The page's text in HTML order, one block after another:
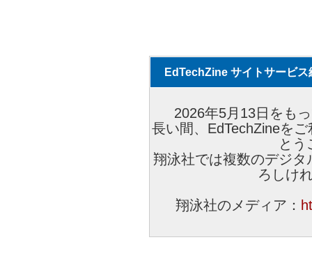
EdTechZine サイトサービス
2026年5月13日をも
長い間、EdTechZineを
とう
翔泳社では複数のデジ
ろしけ
翔泳社のメディア：